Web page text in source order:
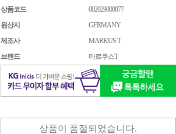
상품코드
002029000077
원산지
GERMANY
제조사
MARKUS T
브랜드
마르쿠스T
상품이 품절되었습니다.